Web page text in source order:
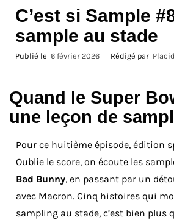
C’est si Sample
sample au stade
Publié le 6 février 2026 Rédigé par Placid
Quand le Super
une leçon de
Pour ce huitième épisode, édition
Oublie le score, on écoute les
Bad Bunny, en passant par un
avec Macron. Cinq histoires qui
sampling au stade, c’est bien plus